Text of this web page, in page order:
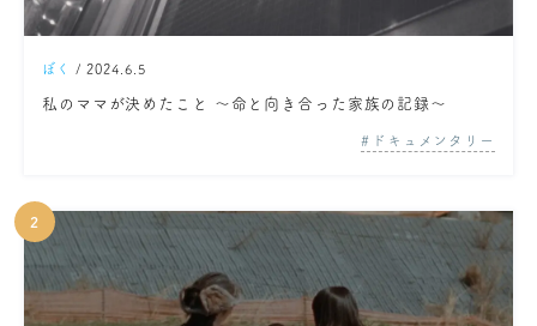
ぼく / 2024.6.5
私のママが決めたこと ～命と向き合った家族の記録～
ドキュメンタリー